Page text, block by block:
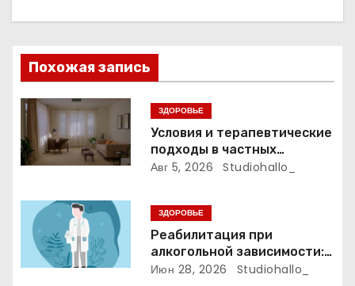
я
п
о
з
а
и
с
Похожая запись
ЗДОРОВЬЕ
Условия и терапевтические
подходы в частных
психиатрических клиниках
Авг 5, 2026 Studiohallo_
ЗДОРОВЬЕ
Реабилитация при
алкогольной зависимости:
индивидуальные
Июн 28, 2026 Studiohallo_